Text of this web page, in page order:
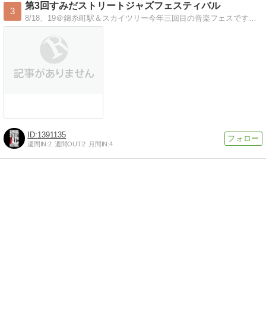
3
第3回すみだストリートジャズフェスティバル
8/18、19＠錦糸町駅＆スカイツリー今年三回目の音楽フェスです。街中が会場になります。
1391135
週間IN:2 週間OUT:2 月間IN:4